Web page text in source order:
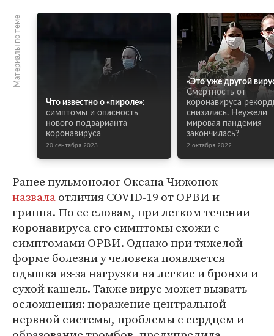
Материалы по теме
Что известно о «пироле»:
симптомы и опасность
нового подварианта
коронавируса
20 сентября 2023
«Это уже другой
Смертность от
коронавируса
снизилась. Неужели
мировая пандемия
закончилась?
2 октября 2022
Ранее пульмонолог Оксана Чижонок
назвалаотличия COVID-19 от ОРВИ и
гриппа. По ее словам, при легком течении
коронавируса его симптомы схожи с
симптомами ОРВИ. Однако при тяжелой
форме болезни у человека появляется
одышка из-за нагрузки на легкие и бронхи и
сухой кашель. Также вирус может вызвать
осложнения: поражение центральной
нервной системы, проблемы с сердцем и